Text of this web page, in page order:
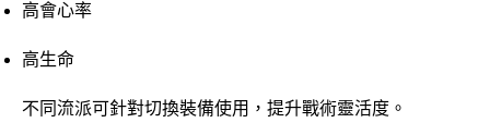
高會心率
高生命
不同流派可針對切換裝備使用，提升戰術靈活度。